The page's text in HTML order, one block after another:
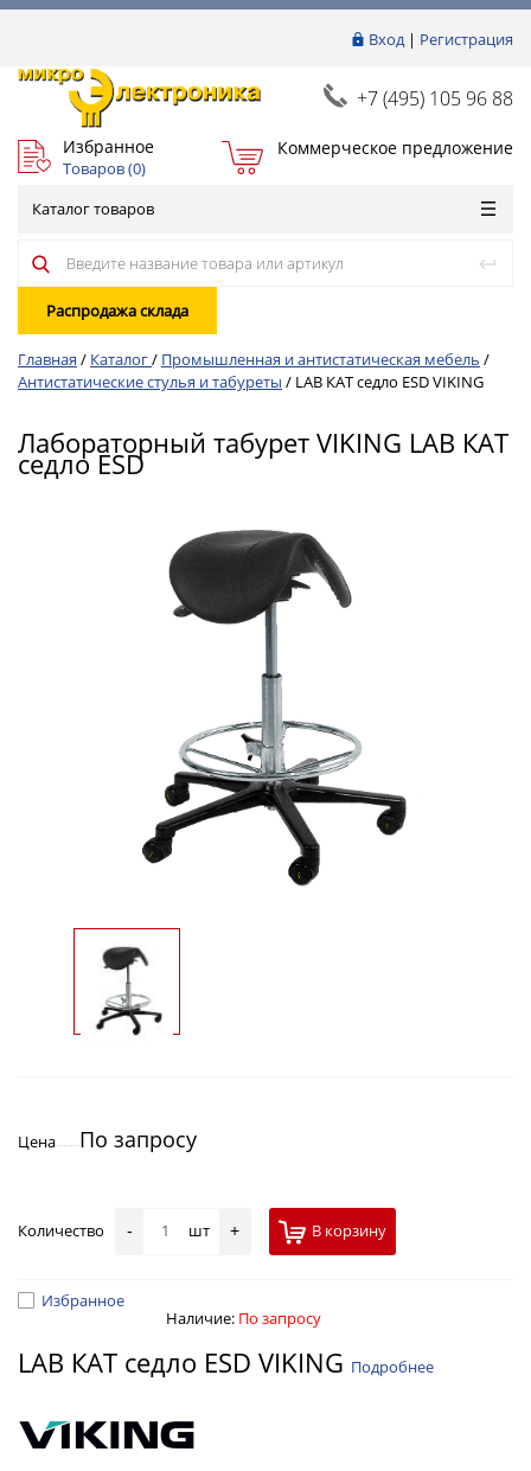
Вход| Регистрация
+7 (495) 105 96 88
Избранное
Товаров (0)
Коммерческое предложение
Каталог товаров
Распродажа склада
Главная / Каталог/ Промышленная и антистатическая мебель /
Антистатические стулья и табуреты / LAB КАТ седло ESD VIKING
Лабораторный табурет VIKING LAB КАТ
седло ESD
Цена По запросу
Количество - шт + В корзину
Избранное
Наличие: По запросу
LAB КАТ седло ESD VIKING Подробнее